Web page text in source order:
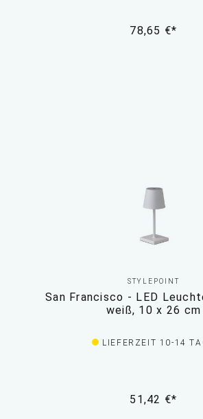
78,65 €*
STYLEPOINT
San Francisco - LED
weiß, 10 x 26 cm
LIEFERZEIT 10-14
51,42 €*